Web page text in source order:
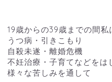
19歳からの39歳までの間私
うつ病・引きこもり
自殺未遂・離婚危機
不妊治療・子育てなどをは
様々な苦しみを通して